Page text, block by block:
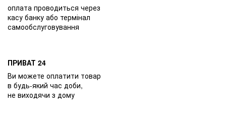
оплата проводиться через
касу банку або термінал
самообслуговування
ПРИВАТ 24
Ви можете оплатити товар
в будь-який час доби,
не виходячи з дому